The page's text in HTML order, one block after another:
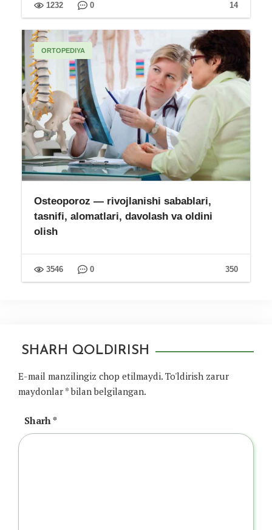
14
1232 0
ORTOPEDIYA
Osteoporoz — rivojlanishi sabablari,
tasnifi, alomatlari, davolash va oldini
olish
350
3546 0
SHARH QOLDIRISH
E-mail manzilingiz chop etilmaydi. To'ldirish zarur
maydonlar *bilan belgilangan.
Sharh*